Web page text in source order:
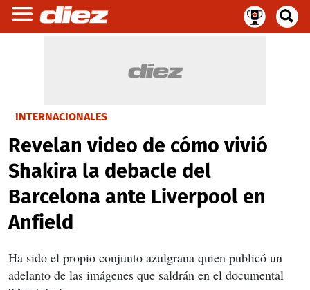
INTERNACIONALES
Revelan video de cómo vivió
Shakira la debacle del
Barcelona ante Liverpool en
Anfield
Ha sido el propio conjunto azulgrana quien publicó un
adelanto de las imágenes que saldrán en el documental